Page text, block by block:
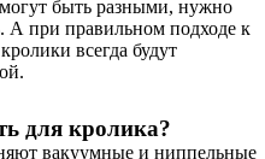
быть разными, нужно
А при правильном подходе к
всегда будут
для кролика?
вакуумные и ниппельные